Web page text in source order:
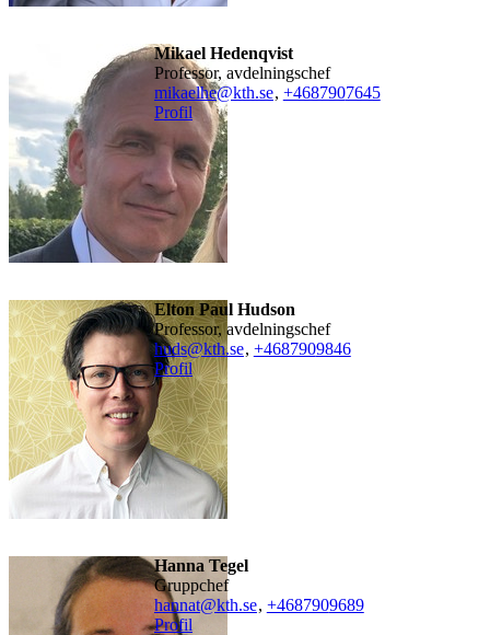
Mikael Hedenqvist
professor, avdelningschef
mikaelhe@kth.se, +4687907645
Profil
Elton Paul Hudson
professor, avdelningschef
huds@kth.se, +4687909846
Profil
Hanna Tegel
gruppchef
hannat@kth.se, +4687909689
Profil